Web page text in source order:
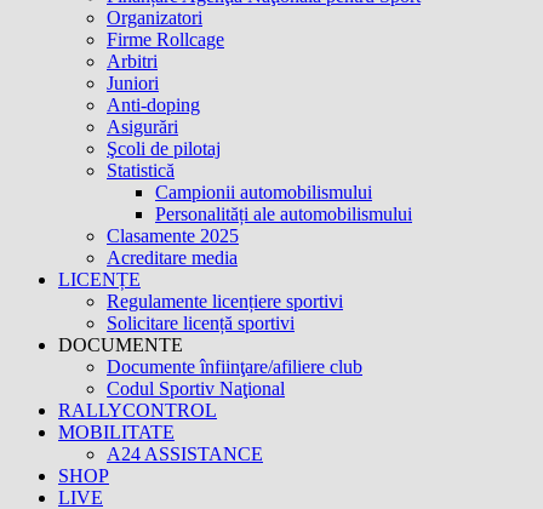
Organizatori
Firme Rollcage
Arbitri
Juniori
Anti-doping
Asigurări
Şcoli de pilotaj
Statistică
Campionii automobilismului
Personalități ale automobilismului
Clasamente 2025
Acreditare media
LICENȚE
Regulamente licențiere sportivi
Solicitare licență sportivi
DOCUMENTE
Documente înfiinţare/afiliere club
Codul Sportiv Naţional
RALLYCONTROL
MOBILITATE
A24 ASSISTANCE
SHOP
LIVE